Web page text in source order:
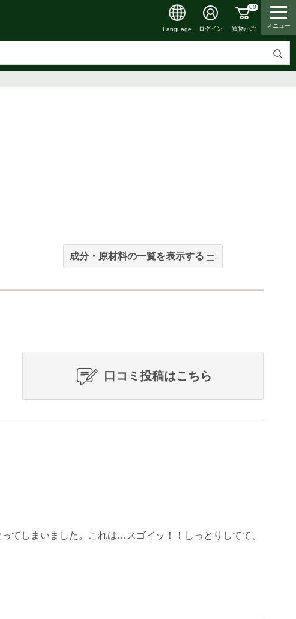
検
Language ログイン
00
買物かご メニュー
成分・原材料の一覧を表示する
口コミ投稿はこちら
てしまいました。これは…スゴイッ！！しっとりしてて、